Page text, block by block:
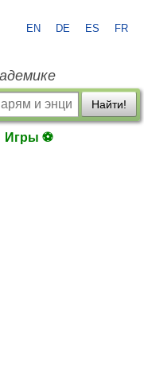
EN DE ES FR
Найти!
Игры ⚽